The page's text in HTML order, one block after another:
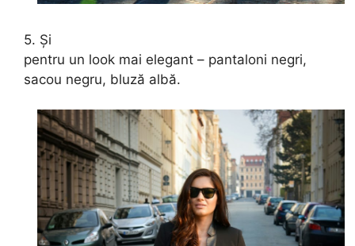
5. Și
pentru un look mai elegant – pantaloni negri,
sacou negru, bluză albă.